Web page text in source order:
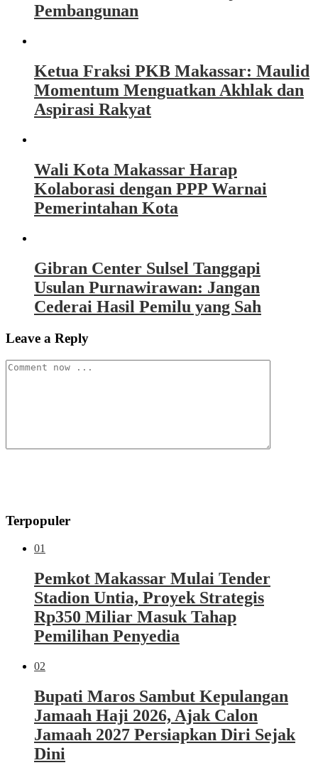
Pembangunan
Ketua Fraksi PKB Makassar: Maulid
Momentum Menguatkan Akhlak dan
Aspirasi Rakyat
Wali Kota Makassar Harap
Kolaborasi dengan PPP Warnai
Pemerintahan Kota
Gibran Center Sulsel Tanggapi
Usulan Purnawirawan: Jangan
Cederai Hasil Pemilu yang Sah
Leave a Reply
Terpopuler
01
Pemkot Makassar Mulai Tender
Stadion Untia, Proyek Strategis
Rp350 Miliar Masuk Tahap
Pemilihan Penyedia
02
Bupati Maros Sambut Kepulangan
Jamaah Haji 2026, Ajak Calon
Jamaah 2027 Persiapkan Diri Sejak
Dini